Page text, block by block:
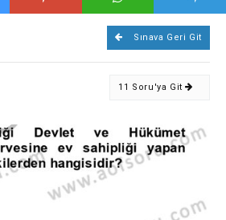
Sınava Geri Git
11 Soru'ya Git